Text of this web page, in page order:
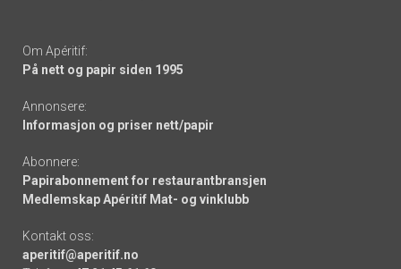
Om Apéritif:
På nett og papir siden 1995
Annonsere:
Informasjon og priser nett/papir
Abonnere:
Papirabonnement for restaurantbransjen
Medlemskap Apéritif Mat- og vinklubb
Kontakt oss:
aperitif@aperitif.no